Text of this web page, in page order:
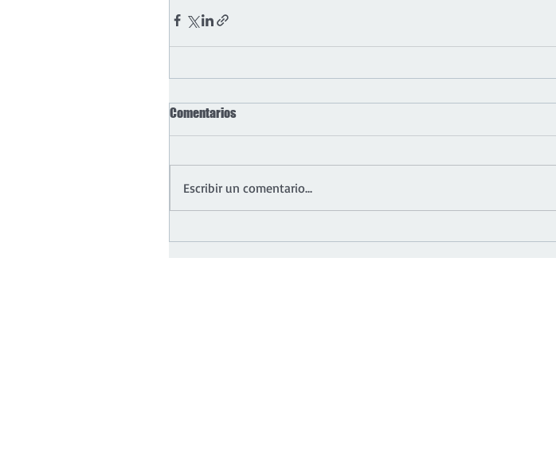
Comentarios
Escribir un comentario...